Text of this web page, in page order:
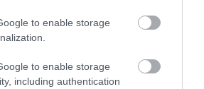
to enable storage
to enable storage
including authentication